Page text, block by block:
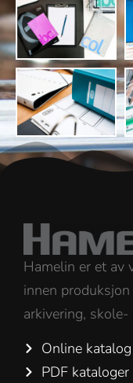
Hamelin er et av
innen
arkivering,
Online katalog
PDF kataloger